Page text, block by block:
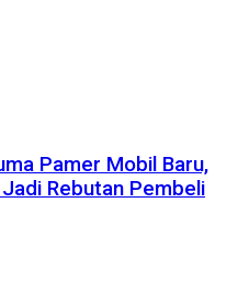
Pamer Mobil Baru,
Rebutan Pembeli